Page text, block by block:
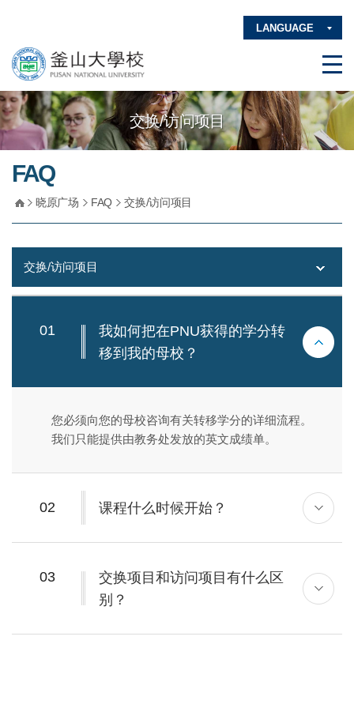
LANGUAGE
交换/访问项目
FAQ
晓原广场 FAQ 交换/访问项目
交换/访问项目
01
我如何把在PNU获得的学分转
移到我的母校？
您必须向您的母校咨询有关转移学分的详细流程。
我们只能提供由教务处发放的英文成绩单。
02 课程什么时候开始？
03
交换项目和访问项目有什么区
别？